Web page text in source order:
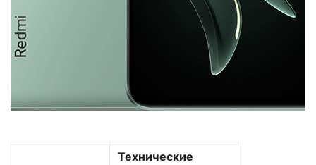
Технические